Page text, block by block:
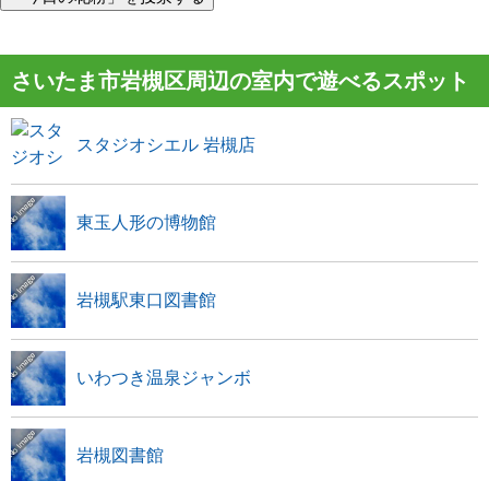
さいたま市岩槻区周辺の室内で遊べるスポット
スタジオシエル 岩槻店
東玉人形の博物館
岩槻駅東口図書館
いわつき温泉ジャンボ
岩槻図書館